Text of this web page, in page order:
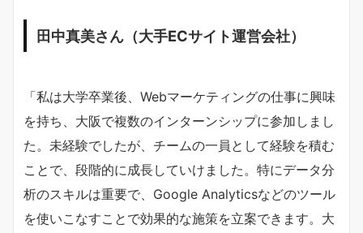
田中真美さん（大手ECサイト運営会社）
「私は大学卒業後、Webマーケティングの仕事に興味
を持ち、大阪で複数のインターンシップに参加しまし
た。未経験でしたが、チームの一員として経験を積む
ことで、段階的に成長していけました。特にデータ分
析のスキルは重要で、Google Analyticsなどのツール
を使いこなすことで効果的な施策を立案できます。大